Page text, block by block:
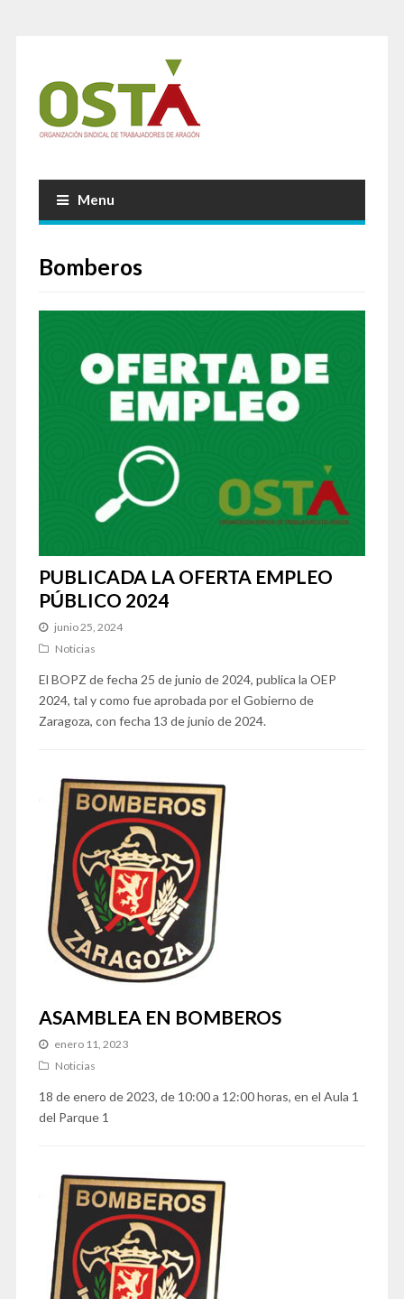
Menu
Bomberos
PUBLICADA LA OFERTA EMPLEO
PÚBLICO 2024
junio 25, 2024
Noticias
El BOPZ de fecha 25 de junio de 2024, publica la OEP
2024, tal y como fue aprobada por el Gobierno de
Zaragoza, con fecha 13 de junio de 2024.
ASAMBLEA EN BOMBEROS
enero 11, 2023
Noticias
18 de enero de 2023, de 10:00 a 12:00 horas, en el Aula 1
del Parque 1